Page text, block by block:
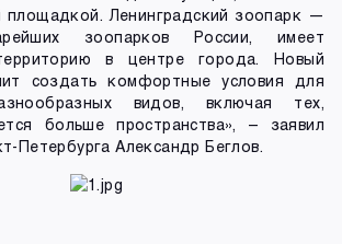
площадкой. Ленинградский зоопарк —
зоопарков России, имеет
в центре города. Новый
создать комфортные условия для
видов, включая тех,
больше пространства», – заявил
Петербурга Александр Беглов.